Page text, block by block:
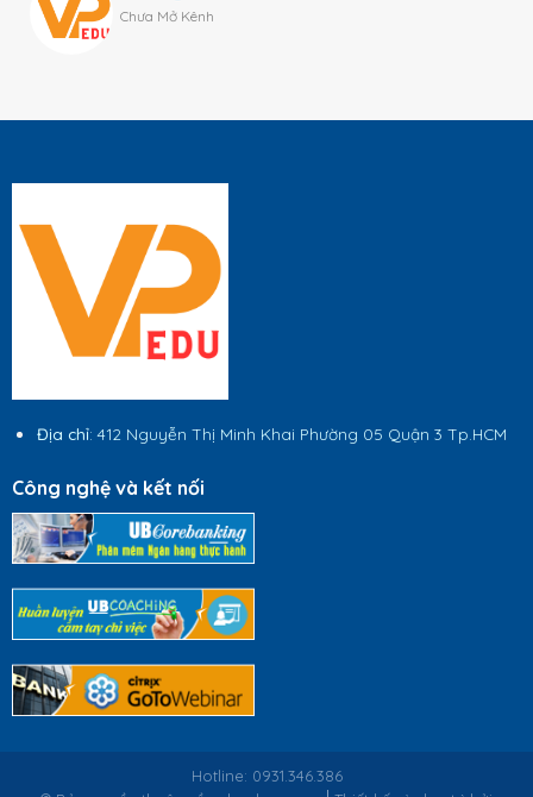
Chưa Mở Kênh
Địa chỉ: 412 Nguyễn Thị Minh Khai Phường 05 Quận 3 Tp.HCM
Công nghệ và kết nối
Hotline: 0931.346.386